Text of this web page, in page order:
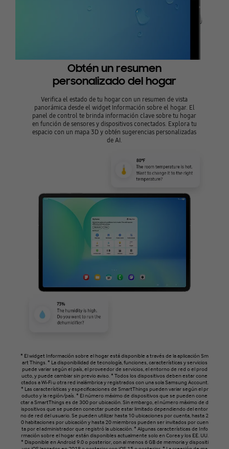
Obtén un resumen
personalizado del hogar
Verifica el estado de tu hogar con un resumen de vista
panorámica desde el widget Información sobre el hogar. El
panel de control te brinda información clave sobre tu hogar
en función de sensores y dispositivos conectados. Explora tu
espacio con un mapa 3D y obtén sugerencias personalizadas
de AI.
* El widget Información sobre el hogar está disponible a través de la aplicación Sm
art Things. * La disponibilidad de tecnología, funciones, características y servicios
puede variar según el país, el proveedor de servicios, el entorno de red o el prod
ucto, y puede cambiar sin previo aviso. * Todos los dispositivos deben estar cone
ctados a Wi-Fi u otra red inalámbrica y registrados con una sola Samsung Account.
* Las características y especificaciones de SmartThings pueden variar según el pr
oducto y la región/país. * El número máximo de dispositivos que se pueden cone
ctar a SmartThings es de 300 por ubicación. Sin embargo, el número máximo de d
ispositivos que se pueden conectar puede estar limitado dependiendo del entor
no de red del usuario. Se pueden utilizar hasta 10 ubicaciones por cuenta, hasta 2
0 habitaciones por ubicación y hasta 20 miembros pueden ser invitados por cuen
ta por el administrador que registró la ubicación. * Algunas características de Info
rmación sobre el hogar están disponibles actualmente solo en Corea y los EE. UU.
* Disponible en Android 9.0 o posterior, con al menos 6 GB de memoria y dispositi